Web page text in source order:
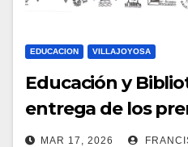
EDUCACION VILLAJOYOSA
Educación y
entrega de los
Concurso de
MAR 17, 2026